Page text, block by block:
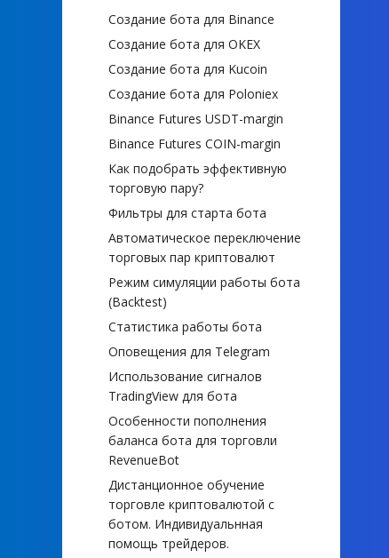
Создание бота для Binance
Создание бота для OKEX
Создание бота для Kucoin
Создание бота для Poloniex
Binance Futures USDT-margin
Binance Futures COIN-margin
Как подобрать эффективную
торговую пару?
Фильтры для старта бота
Автоматическое переключение
торговых пар криптовалют
Режим симуляции работы бота
(Backtest)
Статистика работы бота
Оповещения для Telegram
Использование сигналов
TradingView для бота
Особенности пополнения
баланса бота для торговли
RevenueBot
Дистанционное обучение
торговле криптовалютой с
ботом. Индивидуальнная
помощь трейдеров.